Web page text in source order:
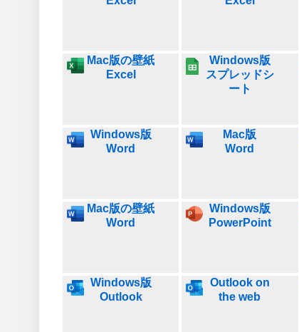
Mac版の壁紙
Excel
Windows版
スプレッドシ
ート
Windows版
Word
Mac版
Word
Mac版の壁紙
Word
Windows版
PowerPoint
Windows版
Outlook
Outlook on
the web